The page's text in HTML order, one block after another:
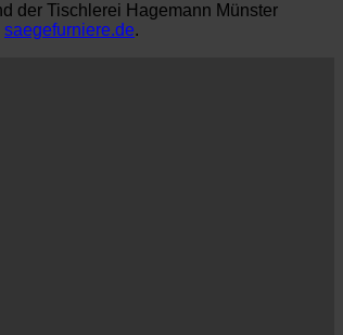
der Tischlerei Hagemann Münster
saegefurniere.de.